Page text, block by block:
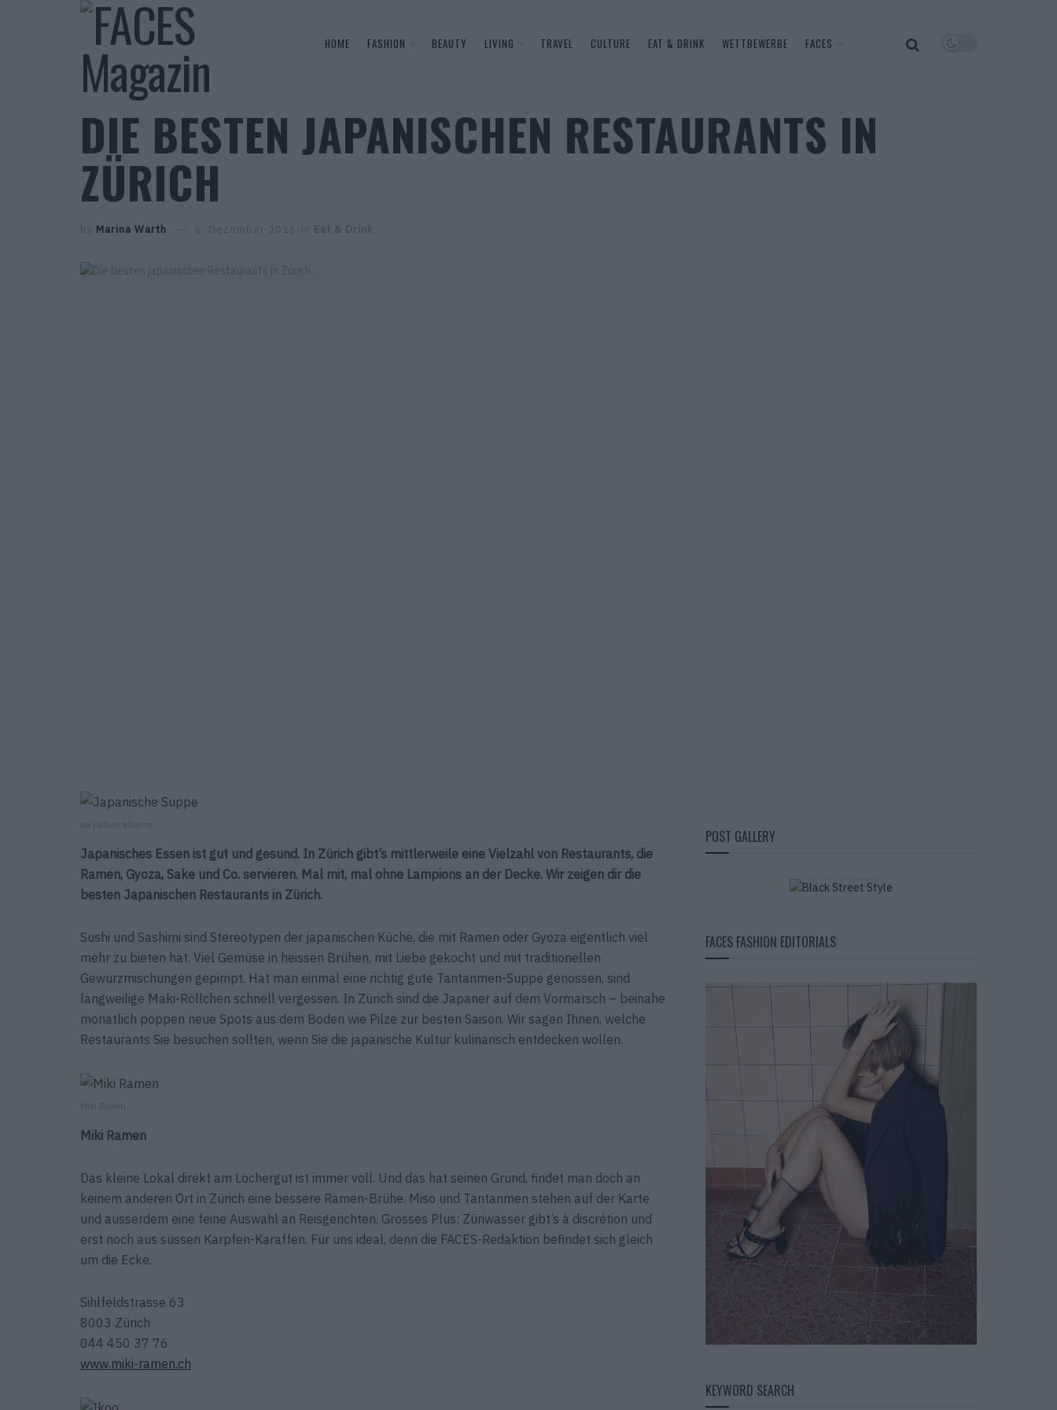
HOME FASHION BEAUTY LIVING TRAVEL CULTURE EAT & DRINK WETTBEWERBE FACES
DIE BESTEN JAPANISCHEN RESTAURANTS IN
ZÜRICH
by Marina Warth 6. Dezember 2016 in Eat & Drink
pa picture alliance
Japanisches Essen ist gut und gesund. In Zürich gibt’s mittlerweile eine Vielzahl von Restaurants, die
Ramen, Gyoza, Sake und Co. servieren. Mal mit, mal ohne Lampions an der Decke. Wir zeigen dir die
besten Japanischen Restaurants in Zürich.
Sushi und Sashimi sind Stereotypen der japanischen Küche, die mit Ramen oder Gyoza eigentlich viel
mehr zu bieten hat. Viel Gemüse in heissen Brühen, mit Liebe gekocht und mit traditionellen
Gewürzmischungen gepimpt. Hat man einmal eine richtig gute Tantanmen-Suppe genossen, sind
langweilige Maki-Röllchen schnell vergessen. In Zürich sind die Japaner auf dem Vormarsch – beinahe
monatlich poppen neue Spots aus dem Boden wie Pilze zur besten Saison. Wir sagen Ihnen, welche
Restaurants Sie besuchen sollten, wenn Sie die japanische Kultur kulinarisch entdecken wollen.
Miki Ramen
Miki Ramen
Das kleine Lokal direkt am Lochergut ist immer voll. Und das hat seinen Grund, findet man doch an
keinem anderen Ort in Zürich eine bessere Ramen-Brühe. Miso und Tantanmen stehen auf der Karte
und ausserdem eine feine Auswahl an Reisgerichten. Grosses Plus: Züriwasser gibt’s à discrétion und
erst noch aus süssen Karpfen-Karaffen. Für uns ideal, denn die FACES-Redaktion befindet sich gleich
um die Ecke.
Sihlfeldstrasse 63
8003 Zürich
044 450 37 76
www.miki-ramen.ch
POST GALLERYBLACK STREET
FACES FASHION EDITORIALS
KEYWORD SEARCH